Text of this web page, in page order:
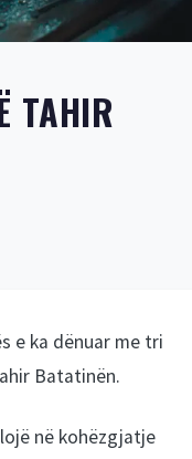
TAHIR
e ka dënuar me tri
Batatinën.
në kohëzgjatje